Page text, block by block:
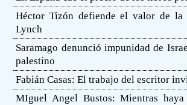
Héctor Tizón defiende el valor de la
Lynch
Saramago denunció impunidad de
palestino
Fabián Casas: El trabajo del escritor
MIguel Angel Bustos: Mientras